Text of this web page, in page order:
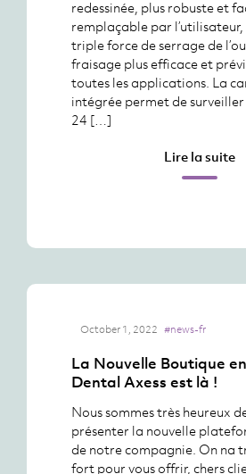
redessinée, plus robuste et
remplaçable par l’utilisateur,
triple force de serrage de
fraisage plus efficace et
toutes les applications. La
intégrée permet de
24 […]
Lire la suite
October 1, 2022 #news-fr
La Nouvelle Boutique
Dental Axess est là !
Nous sommes très heureux
présenter la nouvelle
de notre compagnie. On na
fort pour vous offrir, chers